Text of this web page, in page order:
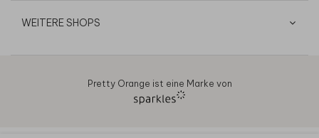
WEITERE SHOPS
Pretty Orange ist eine Marke von